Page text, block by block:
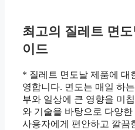
최고의 질레트 면
이드
* 질레트 면도날 제품에 대
영합니다. 면도는 매일 하
부와 일상에 큰 영향을 미
와 기술을 바탕으로 다양
사용자에게 편안하고 깔끔